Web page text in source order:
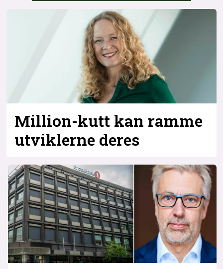
Million-kutt kan ramme
utviklerne deres